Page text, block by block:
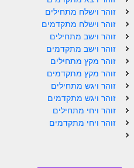
הזוהר הקדוש ויגש מתחילים
הזוהר הקדוש ויגש מתקדמים
הזוהר הקדוש ויחי מתחילים
ספר הזוהר – שמות
הזוהר הקדוש שמות מתחילים
הזוהר הקדוש שמות מתקדמים
זוהר וישלח מתחילים
זוהר וישלח מתקדמים
זוהר וישב מתחילים
זוהר וישב מתקדמים
זוהר מקץ מתחילים
זוהר מקץ מתקדמים
זוהר ויגש מתחילים
זוהר ויגש מתקדמים
זוהר ויחי מתחילים
זוהר ויחי מתקדמים